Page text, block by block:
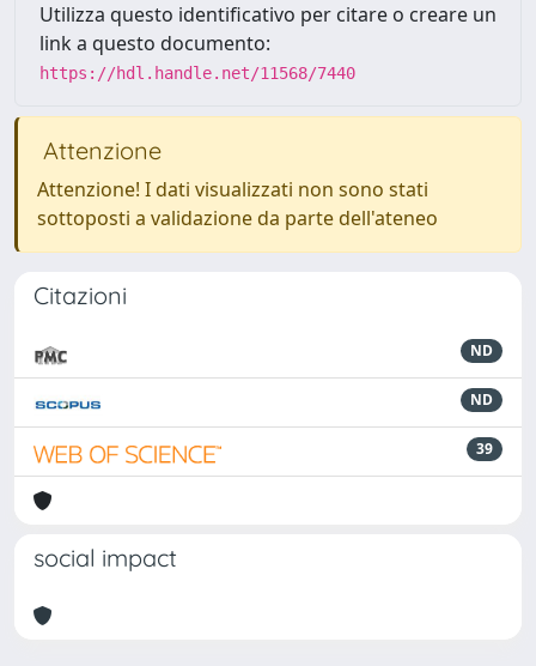
Utilizza questo identificativo per citare o creare un
link a questo documento:
https://hdl.handle.net/11568/7440
Attenzione
Attenzione! I dati visualizzati non sono stati
sottoposti a validazione da parte dell'ateneo
Citazioni
ND
ND
39
social impact